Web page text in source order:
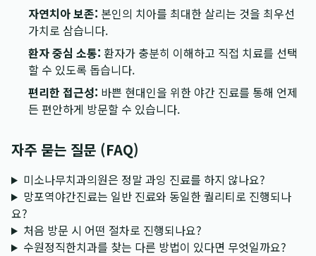
자연치아 보존: 본인의 치아를 최대한 살리는 것을 최우선
가치로 삼습니다.
환자 중심 소통: 환자가 충분히 이해하고 직접 치료를 선택
할 수 있도록 돕습니다.
편리한 접근성: 바쁜 현대인을 위한 야간 진료를 통해 언제
든 편안하게 방문할 수 있습니다.
자주 묻는 질문 (FAQ)
미소나무치과의원은 정말 과잉 진료를 하지 않나요?
망포역야간진료는 일반 진료와 동일한 퀄리티로 진행되나
요?
처음 방문 시 어떤 절차로 진행되나요?
수원정직한치과를 찾는 다른 방법이 있다면 무엇일까요?